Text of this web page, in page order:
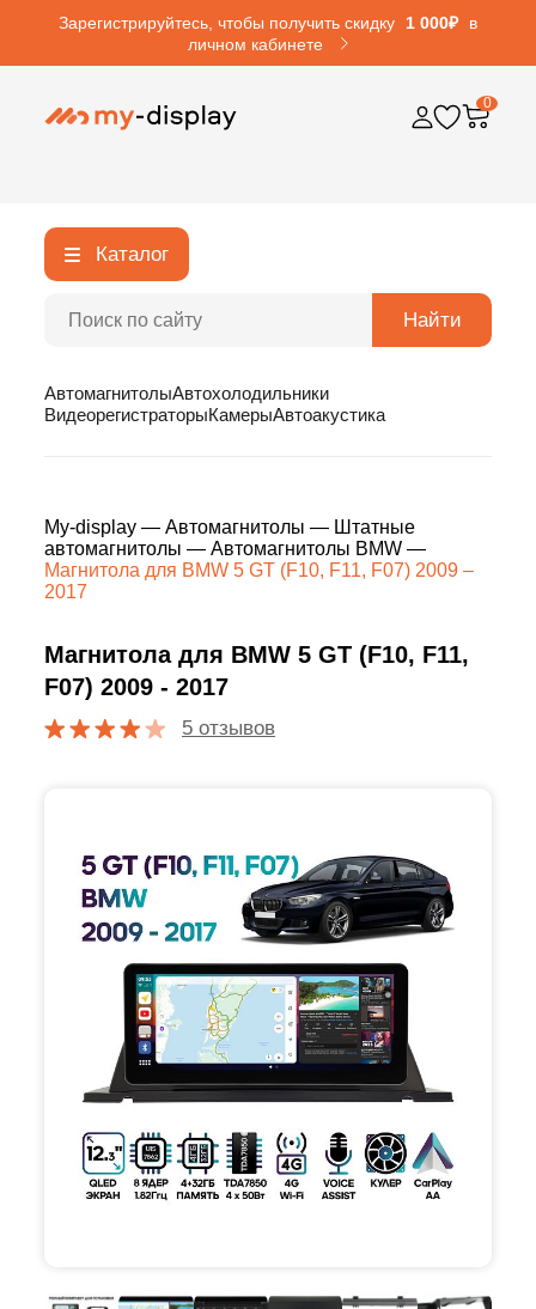
Зарегистрируйтесь, чтобы получить скидку 1 000₽
в
личном кабинете
0
Каталог
Найти
АвтомагнитолыАвтохолодильники
ВидеорегистраторыКамерыАвтоакустика
My-display — Автомагнитолы — Штатные
автомагнитолы — Автомагнитолы BMW —
Магнитола для BMW 5 GT (F10, F11, F07) 2009 –
2017
Магнитола для BMW 5 GT (F10, F11,
F07) 2009 - 2017
5 отзывов